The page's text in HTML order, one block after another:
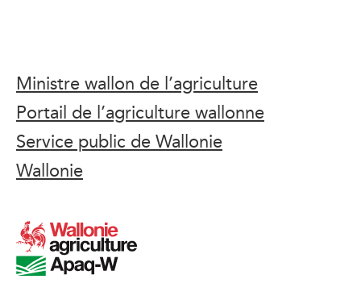
Ministre wallon de l’agriculture
Portail de l’agriculture wallonne
Service public de Wallonie
Wallonie